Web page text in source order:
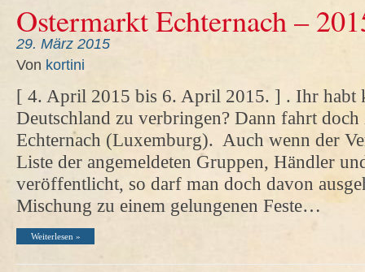
Ostermarkt Echternach –
29. März 2015
Von kortini
[ 4. April 2015 bis 6. April 2015. ] . Ihr habt
Deutschland zu verbringen? Dann fahrt
Echternach (Luxemburg). Auch wenn der
Liste der angemeldeten Gruppen, Händler
veröffentlicht, so darf man doch davon
Mischung zu einem gelungenen Feste…
Weiterlesen »